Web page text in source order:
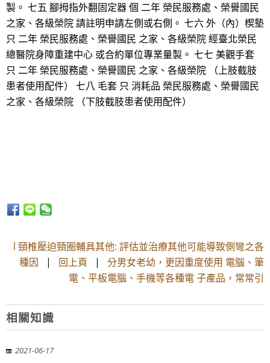
製。 七五 腳拇指外翻固定器 個 二年 榮民服務處、榮譽國民
之家、各級榮院 請註明申請左側或右側。 七六 外（內）楔墊
只 二年 榮民服務處、榮譽國民 之家、各級榮院 經臺北榮民
總醫院身障重建中心 或合約單位專業量製。 七七 美觀手套
只 二年 榮民服務處、榮譽國民 之家、各級榮院 （上肢截肢
患者使用配件） 七八 毛套 只 消耗品 榮民服務處、榮譽國民
之家、各級榮院 （下肢截肢患者使用配件）
l 頸椎壓迫頸圈輔具其他: 評估並治療其他可能導致側彎之各
種因 | 回上頁 | 分男女老幼，更因重度使用 電腦、筆
電、平板電腦、手機等各種電 子產品，常常引
相關知識
2021-06-17